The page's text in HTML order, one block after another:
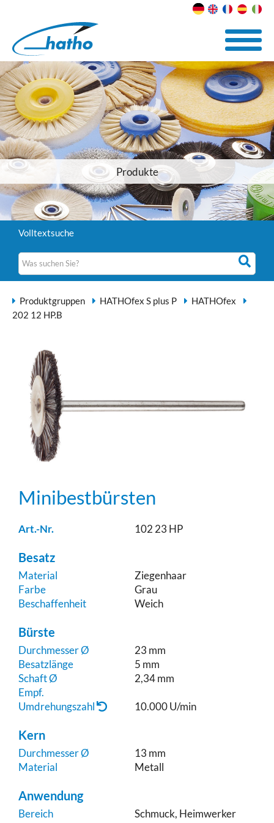
Produkte
Volltextsuche
Produktgruppen HATHOfex S plus P
HATHOfex
202 12 HP.B
Minibestbürsten
Art.-Nr. 102 23 HP
Besatz
Material
Ziegenhaar
Farbe
Grau
Beschaffenheit
Weich
Bürste
Durchmesser Ø
23 mm
Besatzlänge
5 mm
Schaft Ø
2,34 mm
Empf.
Umdrehungszahl
10.000 U/min
Kern
Durchmesser Ø
13 mm
Material
Metall
Anwendung
Bereich Schmuck, Heimwerker